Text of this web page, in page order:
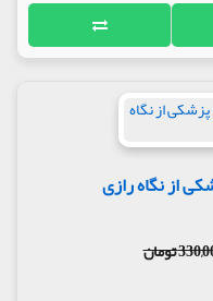
از نگاه رازی
تومان